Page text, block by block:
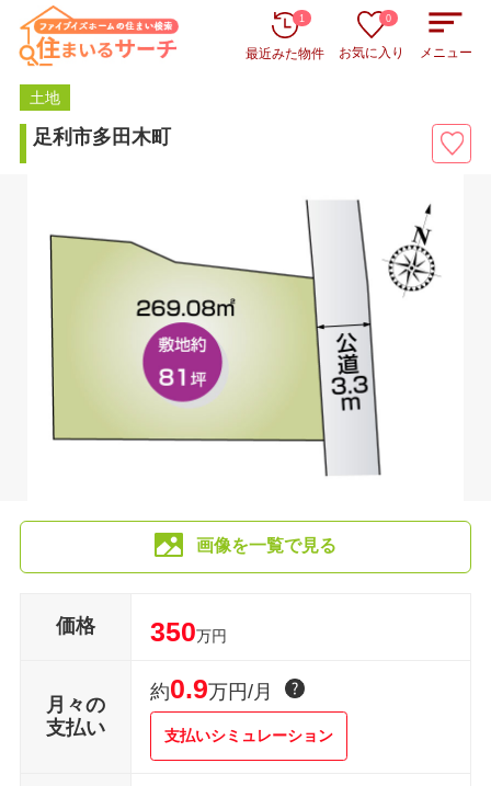
最近みた物件
1
お気に入り
0
メニュー
土地
足利市多田木町
画像を一覧で見る
価格 350万円
月々の
支払い
約0.9万円/月
支払いシミュレーション